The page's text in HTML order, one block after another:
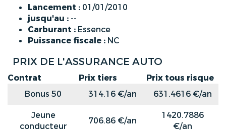
Lancement : 01/01/2010
jusqu'au : --
Carburant : Essence
Puissance fiscale : NC
PRIX DE L'ASSURANCE AUTO
Contrat Prix tiers
Prix tous risque
Bonus 50
314.16 €/an
631.4616 €/an
Jeune
conducteur
706.86 €/an
1420.7886
€/an